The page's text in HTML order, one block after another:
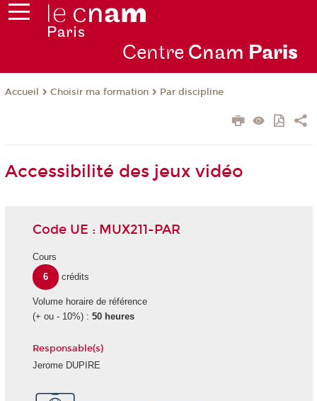
Centre Cnam Paris
Accueil Choisir ma formation Par discipline
Accessibilité des jeux vidéo
Code UE : MUX211-PAR
Cours
6
crédits
Volume horaire de référence
(+ ou - 10%) : 50 heures
Responsable(s)
Jerome DUPIRE